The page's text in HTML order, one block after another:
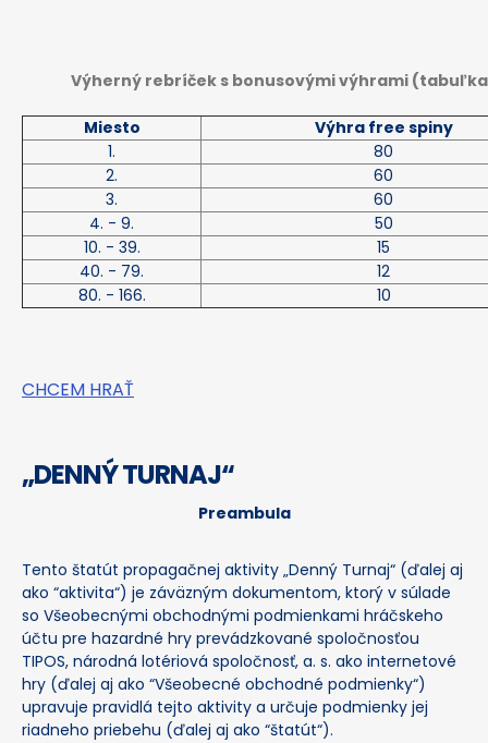
Výherný rebríček s bonusovými výhrami (tabuľka
Miesto
Výhra free spiny
1.
80
2.
60
3.
60
4. - 9.
50
10. - 39.
15
40. - 79.
12
80. - 166.
10
CHCEM HRAŤ
„DENNÝ TURNAJ“
Preambula
Tento štatút propagačnej aktivity „Denný Turnaj“ (ďalej aj
ako “aktivita“) je záväzným dokumentom, ktorý v súlade
so Všeobecnými obchodnými podmienkami hráčskeho
účtu pre hazardné hry prevádzkované spoločnosťou
TIPOS, národná lotériová spoločnosť, a. s. ako internetové
hry (ďalej aj ako “Všeobecné obchodné podmienky“)
upravuje pravidlá tejto aktivity a určuje podmienky jej
riadneho priebehu (ďalej aj ako “štatút“).